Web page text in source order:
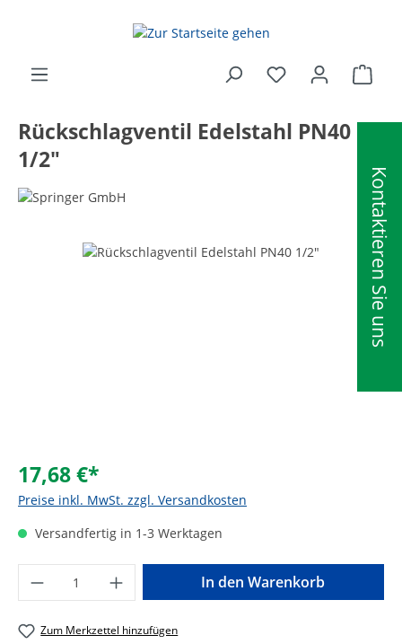
Kontaktieren Sie uns
Rückschlagventil Edelstahl PN40
1/2"
Bildergalerie überspringen
17,68 €*
Preise inkl. MwSt. zzgl. Versandkosten
Versandfertig in 1-3 Werktagen
Produkt Anzahl: Gib den gewünschten
In den Warenkorb
Zum Merkzettel hinzufügen